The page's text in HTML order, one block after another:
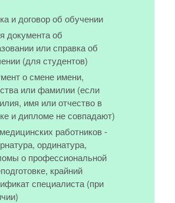
и договор об обучении
документа об
или справка об
(для студентов)
о смене имени,
или фамилии (если
имя или отчество в
и дипломе не совпадают)
работников -
ординатура,
о профессиональной
крайний
специалиста (при